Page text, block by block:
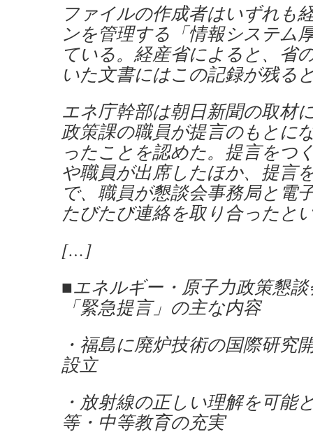
ファイルの作成者はいずれも
ンを管理する「情報システム
ている。経産省によると、省
いた文書にはこの記録が残る
エネ庁幹部は朝日新聞の取材
政策課の職員が提言のもとに
ったことを認めた。提言をつ
や職員が出席したほか、提言
で、職員が懇談会事務局と電
たびたび連絡を取り合ったと
[…]
■エネルギー・原子力政策懇
「緊急提言」の主な内容
・福島に廃炉技術の国際研究
設立
・放射線の正しい理解を可能
等・中等教育の充実